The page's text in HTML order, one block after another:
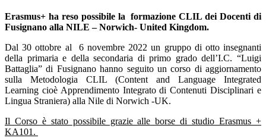
Erasmus+ ha reso possibile la formazione CLIL dei Docenti di
Fusignano alla NILE – Norwich- United Kingdom.
Dal 30 ottobre al 6 novembre 2022 un gruppo di otto insegnanti
della primaria e della secondaria di primo grado dell’I.C. “Luigi
Battaglia” di Fusignano hanno seguito un corso di aggiornamento
sulla Metodologia CLIL (Content and Language Integrated
Learning cioè Apprendimento Integrato di Contenuti Disciplinari e
Lingua Straniera) alla Nile di Norwich -UK.
Il Corso è stato possibile grazie alle borse di studio Erasmus +
KA101.